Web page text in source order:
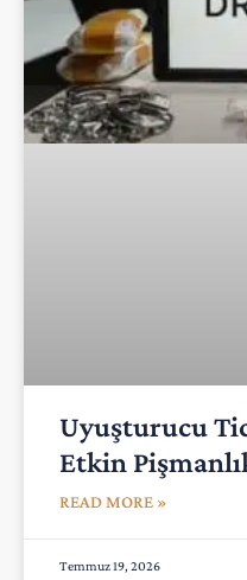
Uyuşturucu
Etkin
READ MORE »
Temmuz 19, 2026